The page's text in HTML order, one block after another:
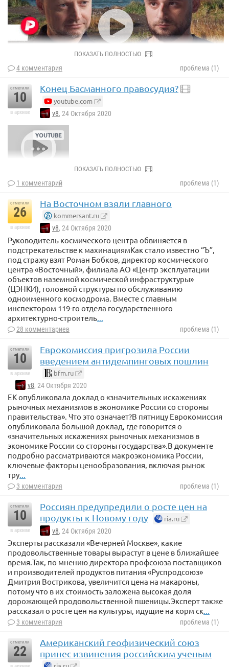
ПОКАЗАТЬ ПОЛНОСТЬЮ
4 комментария проблема (1)
отметили
10
в архиве
Конец Басманного правосудия?
youtube.com
v8, 24 Октября 2020
ПОКАЗАТЬ ПОЛНОСТЬЮ
1 комментарий проблема (1)
отметили
26
в архиве
На Восточном взяли главного
kommersant.ru
v8, 24 Октября 2020
Руководитель космического центра обвиняется в
подстрекательстве к махинациямКак стало известно “Ъ”,
под стражу взят Роман Бобков, директор космического
центра «Восточный», филиала АО «Центр эксплуатации
объектов наземной космической инфраструктуры»
(ЦЭНКИ), головной структуры по обслуживанию
одноименного космодрома. Вместе с главным
инспектором 119-го отдела государственного
архитектурно-строитель
28 комментариев проблема (1)
отметили
10
в архиве
Еврокомиссия пригрозила России
введением антидемпинговых пошлин
bfm.ru
v8, 24 Октября 2020
ЕК опубликовала доклад о «значительных искажениях
рыночных механизмов в экономике России со стороны
правительства». Что это означает?В пятницу Еврокомиссия
опубликовала большой доклад, где говорится о
«значительных искажениях рыночных механизмов в
экономике России со стороны государства».В документе
подробно рассматриваются макроэкономика России,
ключевые факторы ценообразования, включая рынок
тру...
3 комментария проблема (1)
отметили
10
в архиве
Россиян предупредили о росте цен на
продукты к Новому году
ria.ru
v8, 24 Октября 2020
Эксперты рассказали «Вечерней Москве», какие
продовольственные товары вырастут в цене в ближайшее
время.Так, по мнению директора профсоюза поставщиков
и производителей продуктов питания «Руспродсоюз»
Дмитрия Вострикова, увеличится цена на макароны,
потому что в их стоимость заложена высокая доля
дорожающей продовольственной пшеницы.Эксперт также
рассказал о росте цен на культуры, идущие на корм ск...
3 комментария проблема (1)
отметили
22
Американский геофизический союз
принес извинения российским ученым